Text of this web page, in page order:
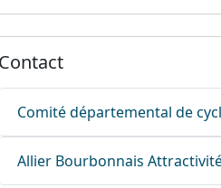
Contact
Comité départemental de
Allier Bourbonnais